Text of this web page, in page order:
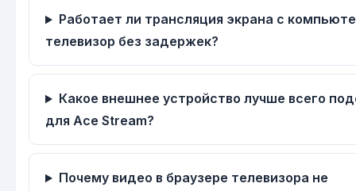
Работает ли трансляция экрана с
телевизор без задержек?
Какое внешнее устройство лучше всего
для Ace Stream?
Почему видео в браузере телевизора не